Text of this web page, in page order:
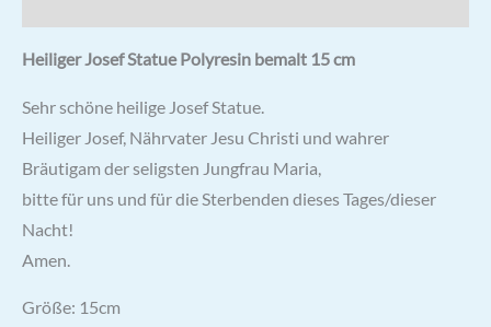
Heiliger Josef Statue Polyresin bemalt 15 cm
Sehr schöne heilige Josef Statue.
Heiliger Josef, Nährvater Jesu Christi und wahrer
Bräutigam der seligsten Jungfrau Maria,
bitte für uns und für die Sterbenden dieses Tages/dieser
Nacht!
Amen.
Größe: 15cm